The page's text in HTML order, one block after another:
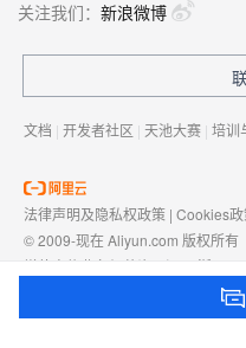
关注我们： 新浪微博
文档 | 开发者社区 | 天池大赛 | 培训
法律声明及隐私权政策 | Cookies
© 2009-现在 Aliyun.com 版权所有
增值电信业务经营许可证： 浙B2-
浙D3-
浙公网安备